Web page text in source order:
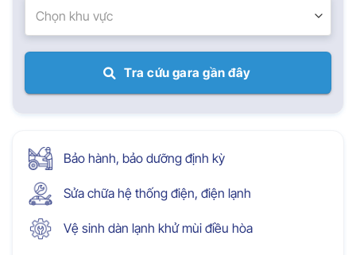
Chọn khu vực
Tra cứu gara gần đây
Bảo hành, bảo dưỡng định kỳ
Sửa chữa hệ thống điện, điện lạnh
Vệ sinh dàn lạnh khử mùi điều hòa